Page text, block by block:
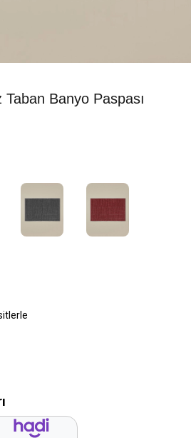
Banyo Paspası